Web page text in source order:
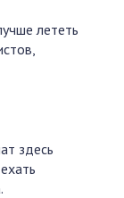
лететь
здесь